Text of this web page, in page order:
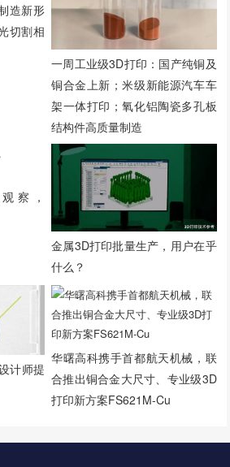
造新形
切割相
一周工业级3D打印：国产纯铜及
铜合金上新；米级新能源汽车车
架一体打印；氧化铝陶瓷多孔板
结构件高质量制造
察，
金属3D打印批量生产，用户在乎
什么？
计师提
华曙高科携手首都航天机械，联
合推出铜合金大尺寸、专业级3D
打印新方案FS621M-Cu